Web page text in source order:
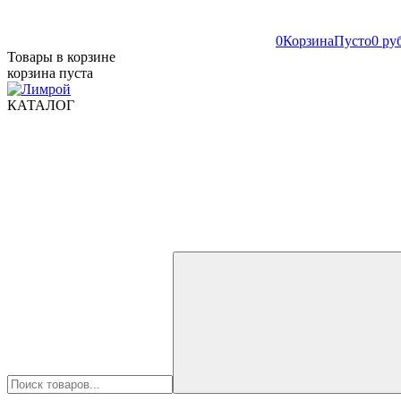
0КорзинаПусто0
Товары в корзине
корзина пуста
КАТАЛОГ